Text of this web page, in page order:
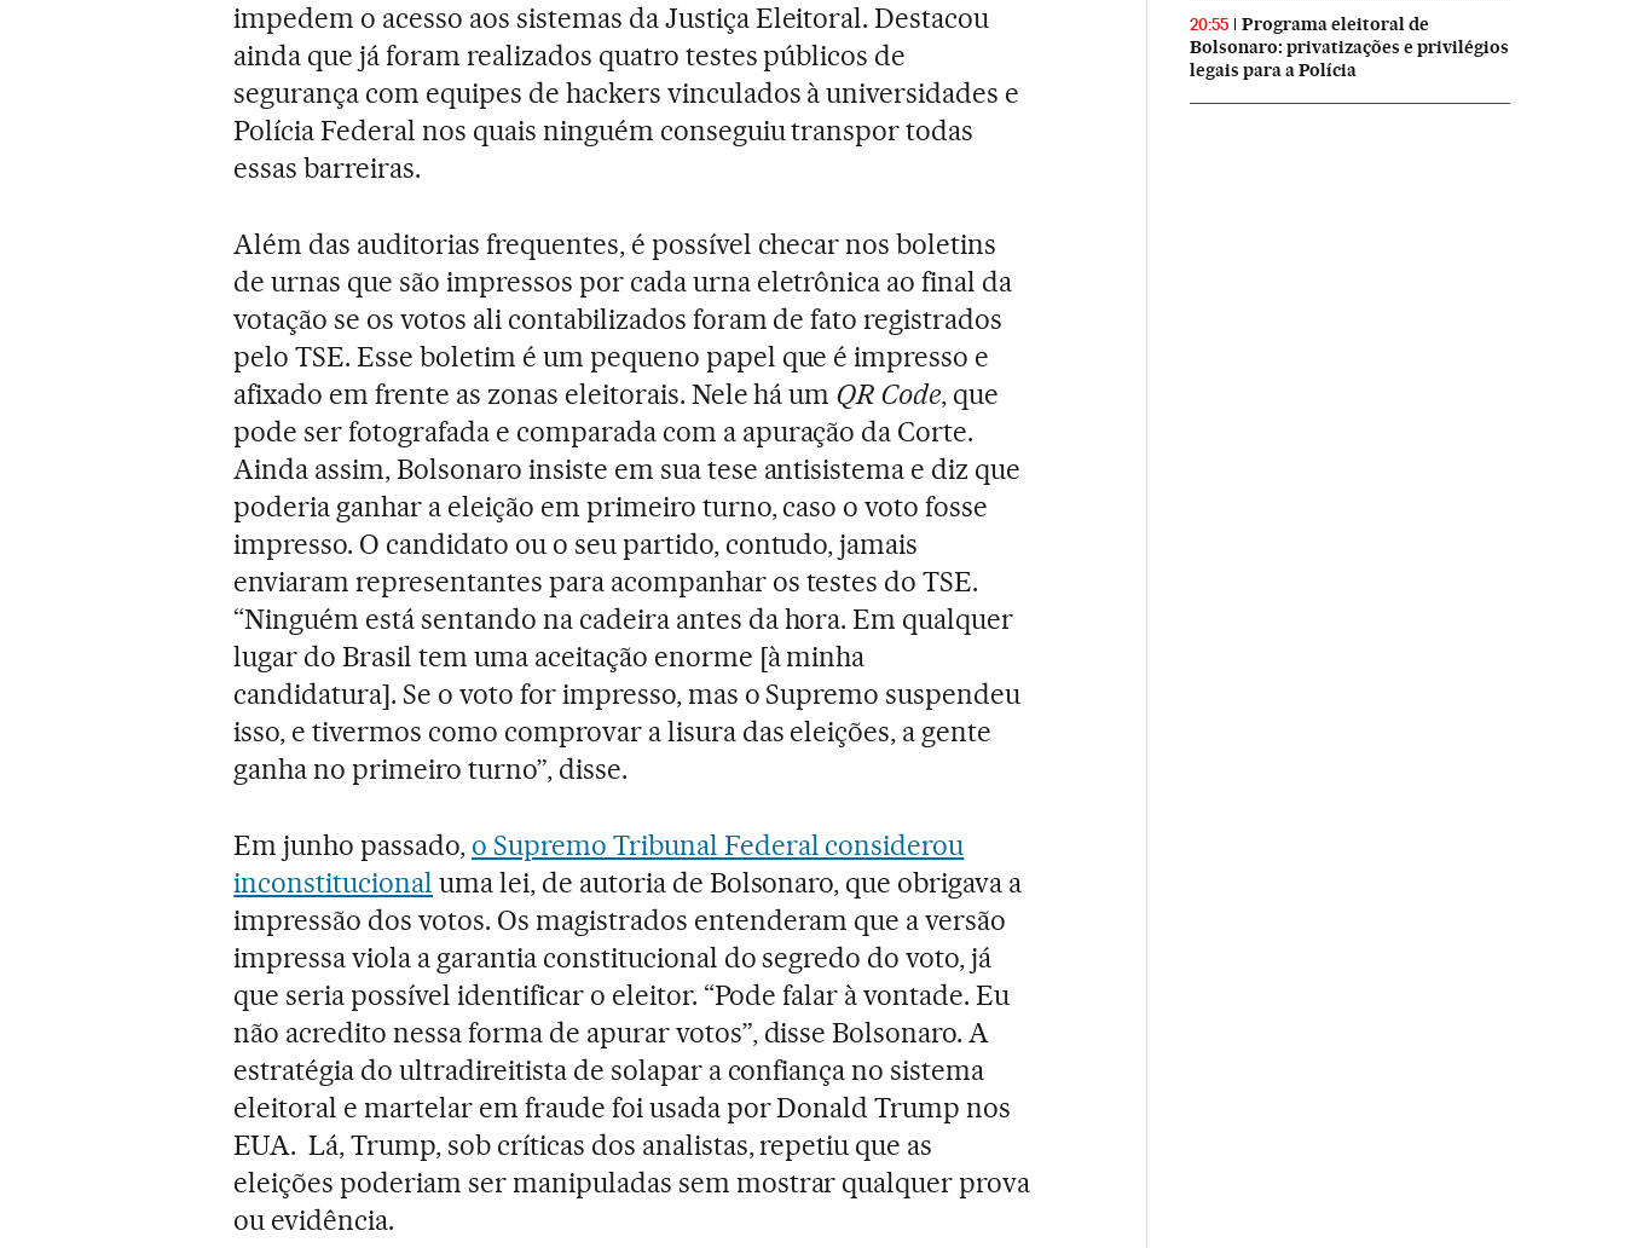
impedem o acesso aos sistemas da Justiça Eleitoral. Destacou
ainda que já foram realizados quatro testes públicos de
segurança com equipes de hackers vinculados à universidades e
Polícia Federal nos quais ninguém conseguiu transpor todas
essas barreiras.
Além das auditorias frequentes, é possível checar nos boletins
de urnas que são impressos por cada urna eletrônica ao final da
votação se os votos ali contabilizados foram de fato registrados
pelo TSE. Esse boletim é um pequeno papel que é impresso e
afixado em frente as zonas eleitorais. Nele há um QR Code, que
pode ser fotografada e comparada com a apuração da Corte.
Ainda assim, Bolsonaro insiste em sua tese antisistema e diz que
poderia ganhar a eleição em primeiro turno, caso o voto fosse
impresso. O candidato ou o seu partido, contudo, jamais
enviaram representantes para acompanhar os testes do TSE.
“Ninguém está sentando na cadeira antes da hora. Em qualquer
lugar do Brasil tem uma aceitação enorme [à minha
candidatura]. Se o voto for impresso, mas o Supremo suspendeu
isso, e tivermos como comprovar a lisura das eleições, a gente
ganha no primeiro turno”, disse.
Em junho passado, o Supremo Tribunal Federal considerou
inconstitucional uma lei, de autoria de Bolsonaro, que obrigava a
impressão dos votos. Os magistrados entenderam que a versão
impressa viola a garantia constitucional do segredo do voto, já
que seria possível identificar o eleitor. “Pode falar à vontade. Eu
não acredito nessa forma de apurar votos”, disse Bolsonaro. A
estratégia do ultradireitista de solapar a confiança no sistema
eleitoral e martelar em fraude foi usada por Donald Trump nos
EUA. Lá, Trump, sob críticas dos analistas, repetiu que as
eleições poderiam ser manipuladas sem mostrar qualquer prova
ou evidência.
20:55
Programa eleitoral de
Bolsonaro: privatizações e privilégios
legais para a Polícia